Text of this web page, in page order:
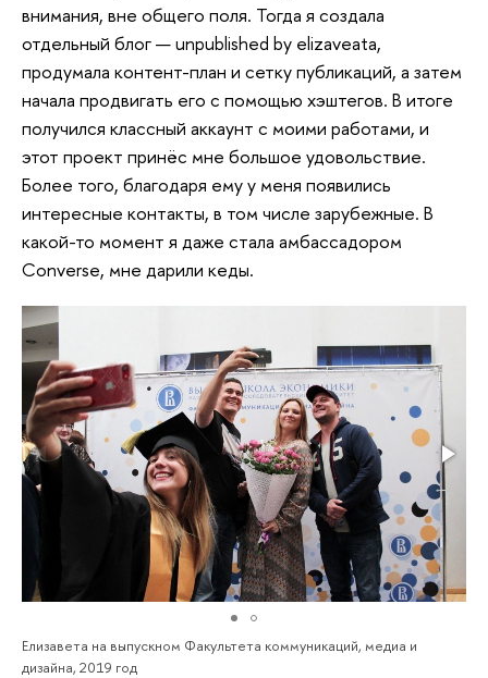
внимания, вне общего поля. Тогда я создала
отдельный блог — unpublished by elizaveata,
продумала контент-план и сетку публикаций, а затем
начала продвигать его с помощью хэштегов. В итоге
получился классный аккаунт с моими работами, и
этот проект принёс мне большое удовольствие.
Более того, благодаря ему у меня появились
интересные контакты, в том числе зарубежные. В
какой-то момент я даже стала амбассадором
Converse, мне дарили кеды.
Елизавета на выпускном Факультета коммуникаций, медиа и
дизайна, 2019 год